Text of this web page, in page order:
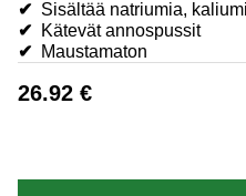
✔ Sisältää natriumia,
✔ Kätevät annospussit
✔ Maustamaton
26.92 €